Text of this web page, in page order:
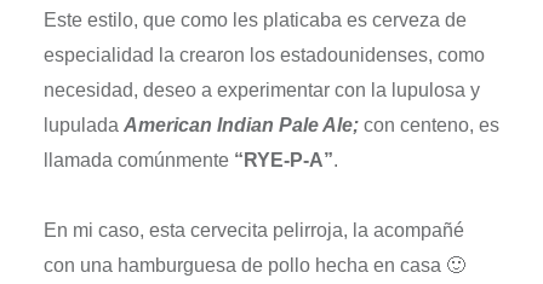
Este estilo, que como les platicaba es cerveza de
especialidad la crearon los estadounidenses, como
necesidad, deseo a experimentar con la lupulosa y
lupulada American Indian Pale Ale;con centeno, es
llamada comúnmente “RYE-P-A”.
En mi caso, esta cervecita pelirroja, la acompañé
con una hamburguesa de pollo hecha en casa 🙂